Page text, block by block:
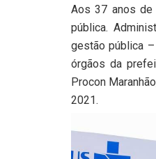
Aos 37 anos de
pública.
gestão pública
órgãos da
Procon
2021.